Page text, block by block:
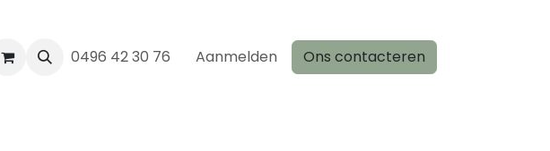
Contact0496 42 30 76 Aanmelden Ons contacteren